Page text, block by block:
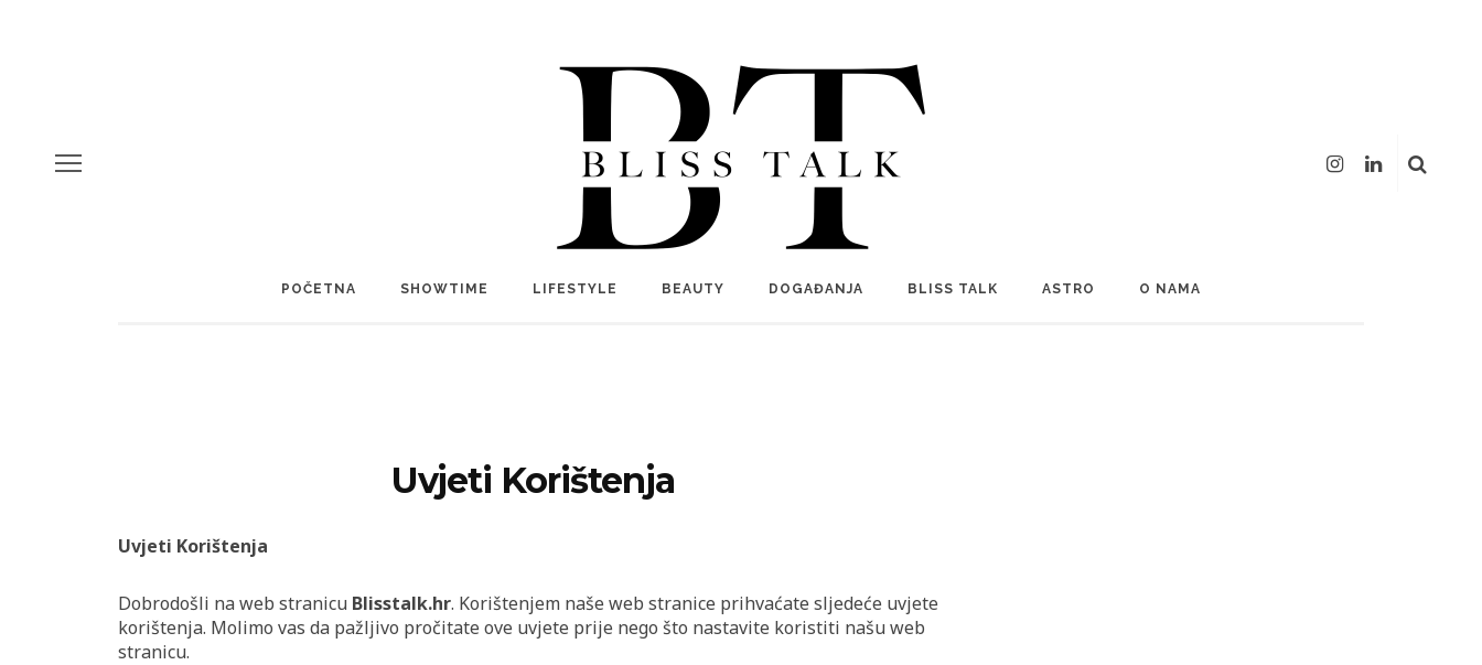
POČETNA SHOWTIME LIFESTYLE BEAUTY DOGAĐANJA BLISS TALK ASTRO O NAMA
Uvjeti Korištenja
Uvjeti Korištenja
Dobrodošli na web stranicu Blisstalk.hr. Korištenjem naše web stranice prihvaćate sljedeće uvjete
korištenja. Molimo vas da pažljivo pročitate ove uvjete prije nego što nastavite koristiti našu web
stranicu.